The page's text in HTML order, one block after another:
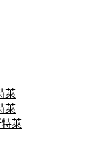
萊
萊
萊